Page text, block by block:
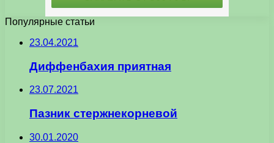
Популярные статьи
23.04.2021
Диффенбахия приятная
23.07.2021
Пазник стержнекорневой
30.01.2020